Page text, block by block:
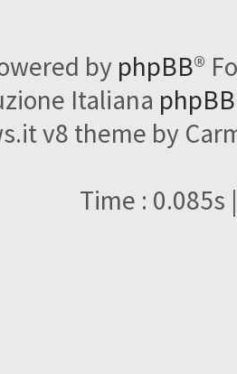
by phpBB®
Italiana
v8 theme by
Time : 0.085s